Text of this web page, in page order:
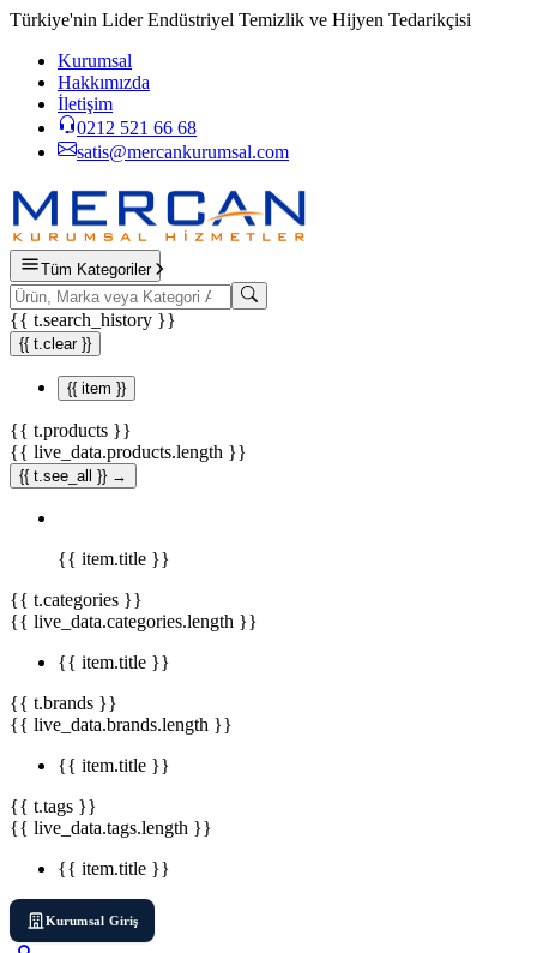
Türkiye'nin Lider Endüstriyel Temizlik ve Hijyen Tedarikçisi
Kurumsal
Hakkımızda
İletişim
0212 521 66 68
satis@mercankurumsal.com
Tüm Kategoriler
{{ t.search_history }}
{{ t.clear }}
{{ item }}
{{ t.products }}
{{ live_data.products.length }}
{{ t.see_all }} →
{{ item.title }}
{{ t.categories }}
{{ live_data.categories.length }}
{{ item.title }}
{{ t.brands }}
{{ live_data.brands.length }}
{{ item.title }}
{{ t.tags }}
{{ live_data.tags.length }}
{{ item.title }}
Kurumsal Giriş